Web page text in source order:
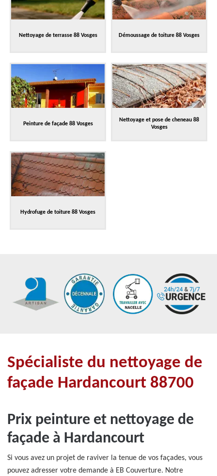
Nettoyage de terrasse 88 Vosges Démoussage de toiture 88 Vosges
Peinture de façade 88 Vosges
Nettoyage et pose de cheneau 88
Vosges
Hydrofuge de toiture 88 Vosges
Spécialiste du nettoyage de
façade Hardancourt 88700
Prix peinture et nettoyage de
façade à Hardancourt
Si vous avez un projet de raviver la tenue de vos façades, vous
pouvez adresser votre demande à EB Couverture. Notre